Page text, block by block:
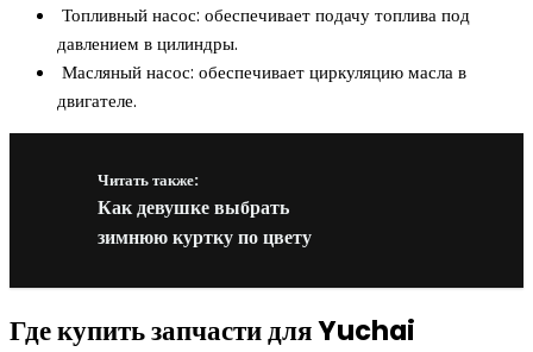
Топливный насос: обеспечивает подачу топлива под
давлением в цилиндры.
Масляный насос: обеспечивает циркуляцию масла в
двигателе.
Читать также:
Как девушке выбрать
зимнюю куртку по цвету
Где купить запчасти для Yuchai